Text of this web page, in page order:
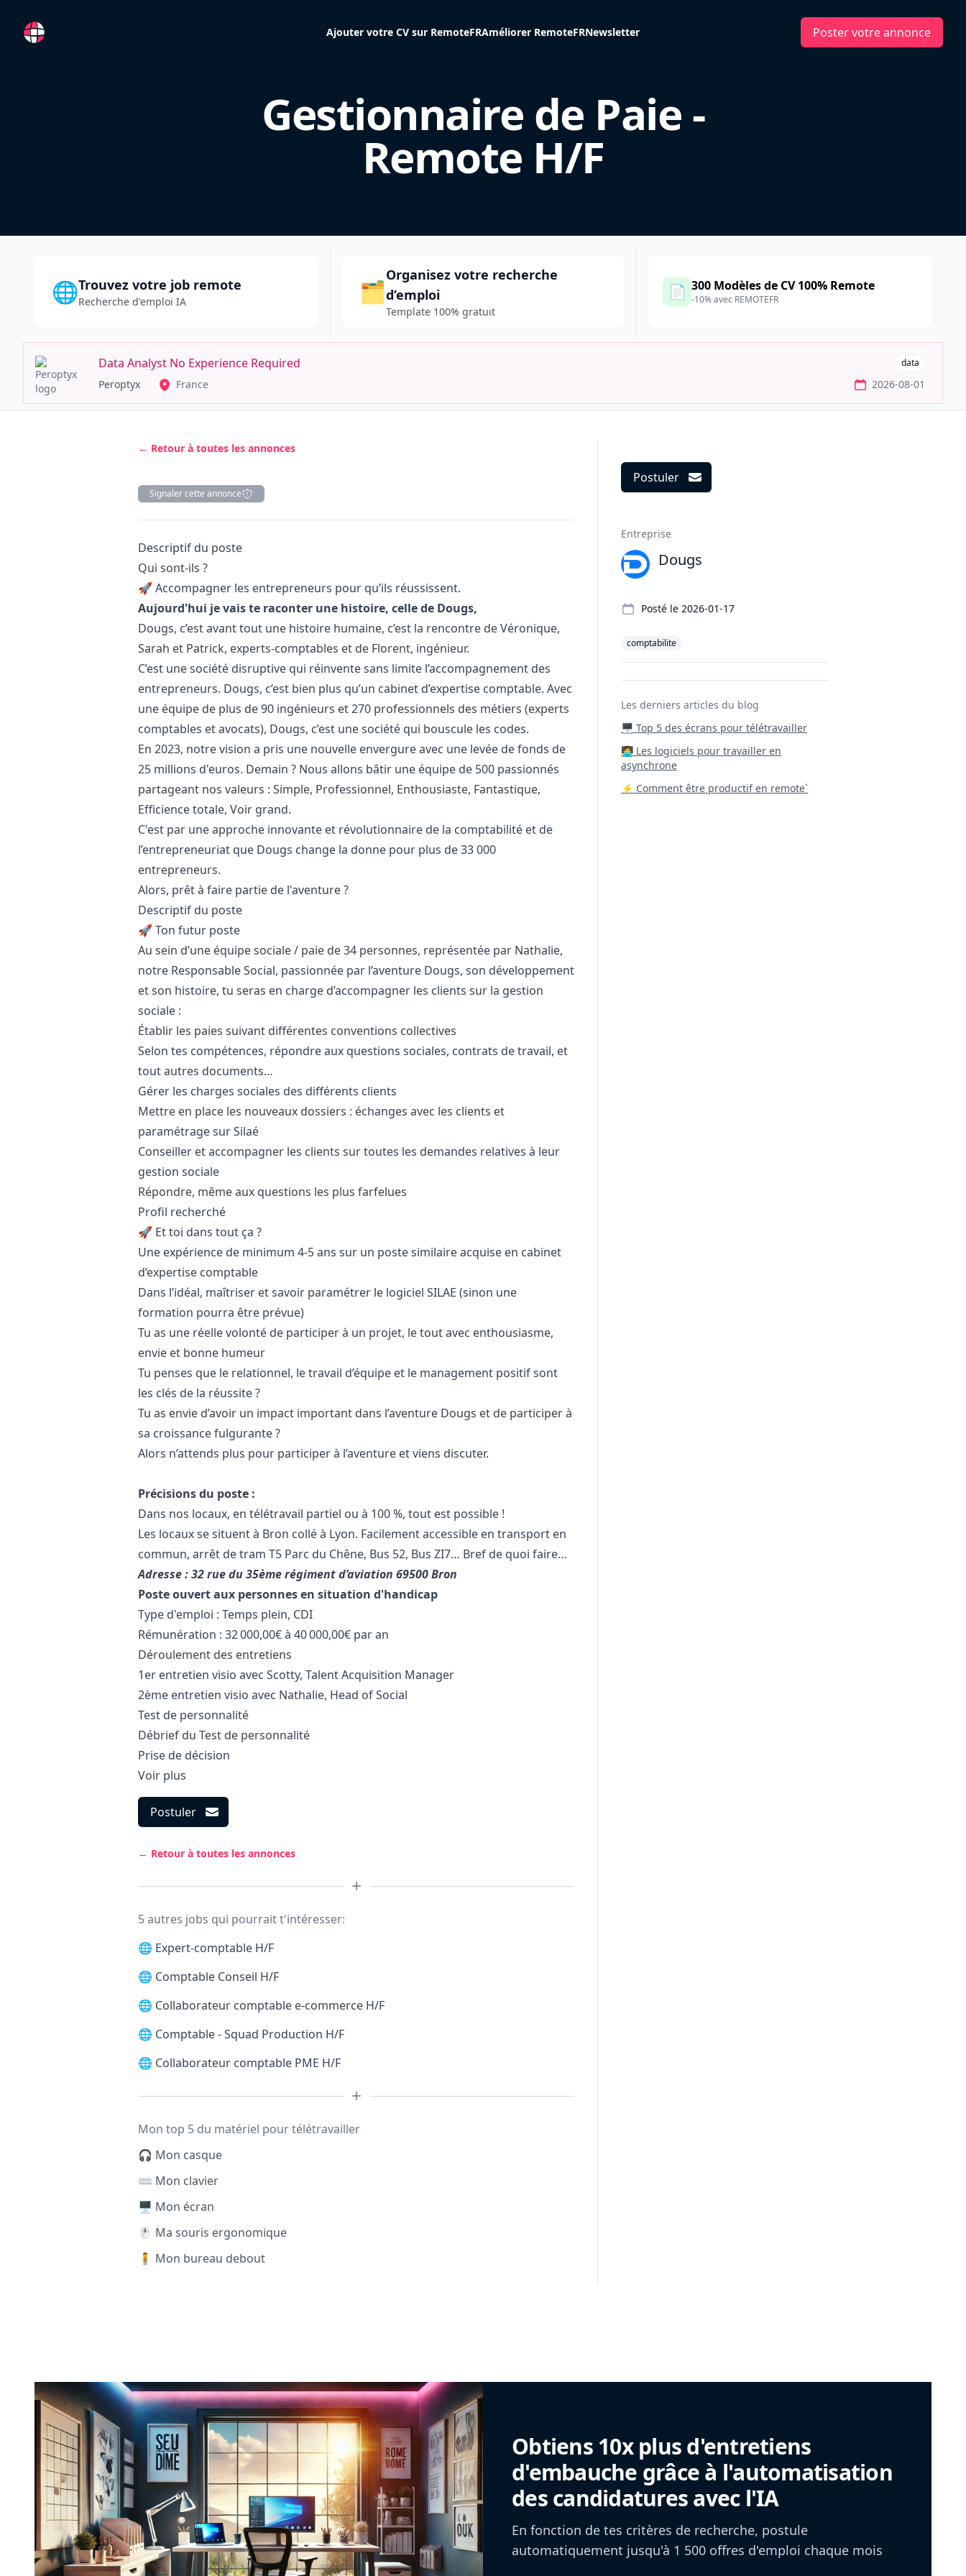
RemoteFR Ajouter votre CV sur RemoteFRAméliorer RemoteFRNewsletter Poster votre annonce
Gestionnaire de Paie -
Remote H/F
🌐Trouvez votre job remote
Recherche d'emploi IA 🗂️
Organisez votre recherche
d’emploi
Template 100% gratuit
📄 300 Modèles de CV 100% Remote
-10% avec REMOTEFR
Data Analyst No Experience Required data
Peroptyx France 2026-08-01
← Retour à toutes les annonces
Signaler cette annonce
Description
Descriptif du poste
Qui sont-ils ?
🚀 Accompagner les entrepreneurs pour qu’ils réussissent.
Aujourd'hui je vais te raconter une histoire, celle de Dougs,
Dougs, c’est avant tout une histoire humaine, c’est la rencontre de Véronique,
Sarah et Patrick, experts-comptables et de Florent, ingénieur.
C’est une société disruptive qui réinvente sans limite l’accompagnement des
entrepreneurs. Dougs, c’est bien plus qu’un cabinet d’expertise comptable. Avec
une équipe de plus de 90 ingénieurs et 270 professionnels des métiers (experts
comptables et avocats), Dougs, c’est une société qui bouscule les codes.
En 2023, notre vision a pris une nouvelle envergure avec une levée de fonds de
25 millions d'euros. Demain ? Nous allons bâtir une équipe de 500 passionnés
partageant nos valeurs : Simple, Professionnel, Enthousiaste, Fantastique,
Efficience totale, Voir grand.
C'est par une approche innovante et révolutionnaire de la comptabilité et de
l’entrepreneuriat que Dougs change la donne pour plus de 33 000
entrepreneurs.
Alors, prêt à faire partie de l'aventure ?
Descriptif du poste
🚀 Ton futur poste
Au sein d’une équipe sociale / paie de 34 personnes, représentée par Nathalie,
notre Responsable Social, passionnée par l’aventure Dougs, son développement
et son histoire, tu seras en charge d’accompagner les clients sur la gestion
sociale :
Établir les paies suivant différentes conventions collectives
Selon tes compétences, répondre aux questions sociales, contrats de travail, et
tout autres documents…
Gérer les charges sociales des différents clients
Mettre en place les nouveaux dossiers : échanges avec les clients et
paramétrage sur Silaé
Conseiller et accompagner les clients sur toutes les demandes relatives à leur
gestion sociale
Répondre, même aux questions les plus farfelues
Profil recherché
🚀 Et toi dans tout ça ?
Une expérience de minimum 4-5 ans sur un poste similaire acquise en cabinet
d’expertise comptable
Dans l’idéal, maîtriser et savoir paramétrer le logiciel SILAE (sinon une
formation pourra être prévue)
Tu as une réelle volonté de participer à un projet, le tout avec enthousiasme,
envie et bonne humeur
Tu penses que le relationnel, le travail d’équipe et le management positif sont
les clés de la réussite ?
Tu as envie d’avoir un impact important dans l’aventure Dougs et de participer à
sa croissance fulgurante ?
Alors n’attends plus pour participer à l’aventure et viens discuter.
Précisions du poste :
Dans nos locaux, en télétravail partiel ou à 100 %, tout est possible !
Les locaux se situent à Bron collé à Lyon. Facilement accessible en transport en
commun, arrêt de tram T5 Parc du Chêne, Bus 52, Bus ZI7… Bref de quoi faire…
Adresse : 32 rue du 35ème régiment d’aviation 69500 Bron
Poste ouvert aux personnes en situation d'handicap
Type d'emploi : Temps plein, CDI
Rémunération : 32 000,00€ à 40 000,00€ par an
Déroulement des entretiens
1er entretien visio avec Scotty, Talent Acquisition Manager
2ème entretien visio avec Nathalie, Head of Social
Test de personnalité
Débrief du Test de personnalité
Prise de décision
Voir plus
Postuler
← Retour à toutes les annonces
5 autres jobs qui pourrait t'intéresser:
🌐 Expert-comptable H/F
🌐 Comptable Conseil H/F
🌐 Collaborateur comptable e-commerce H/F
🌐 Comptable - Squad Production H/F
🌐 Collaborateur comptable PME H/F
Mon top 5 du matériel pour télétravailler
🎧 Mon casque
⌨️ Mon clavier
🖥️ Mon écran
🖱️ Ma souris ergonomique
🧍 Mon bureau debout
Postuler
Entreprise
Dougs
Posté le 2026-01-17
comptabilite
Les derniers articles du blog
🖥️ Top 5 des écrans pour télétravailler
‍🧑‍💻 Les logiciels pour travailler en
asynchrone
⚡ Comment être productif en remote`
Obtiens 10x plus d'entretiens
d'embauche grâce à l'automatisation
des candidatures avec l'IA
En fonction de tes critères de recherche, postule
automatiquement jusqu'à 1 500 offres d'emploi chaque mois